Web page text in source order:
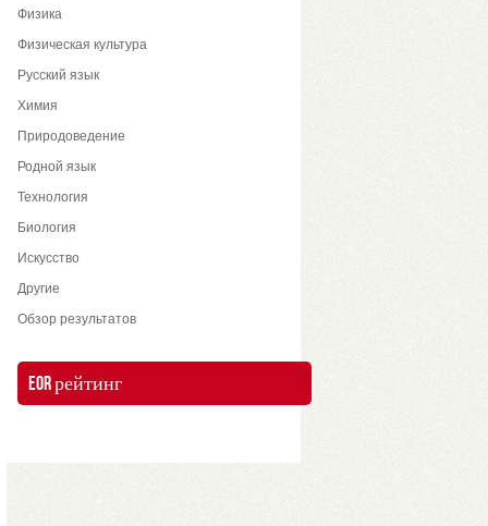
Физика
Физическая культура
Русский язык
Химия
Природоведение
Родной язык
Технология
Биология
Искусство
Другие
Обзор результатов
EOR рейтинг